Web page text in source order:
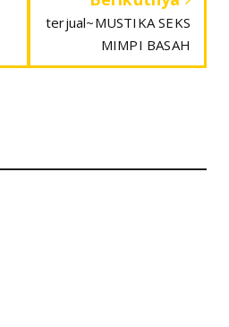
terjual~MUSTIKA SEKS
MIMPI BASAH